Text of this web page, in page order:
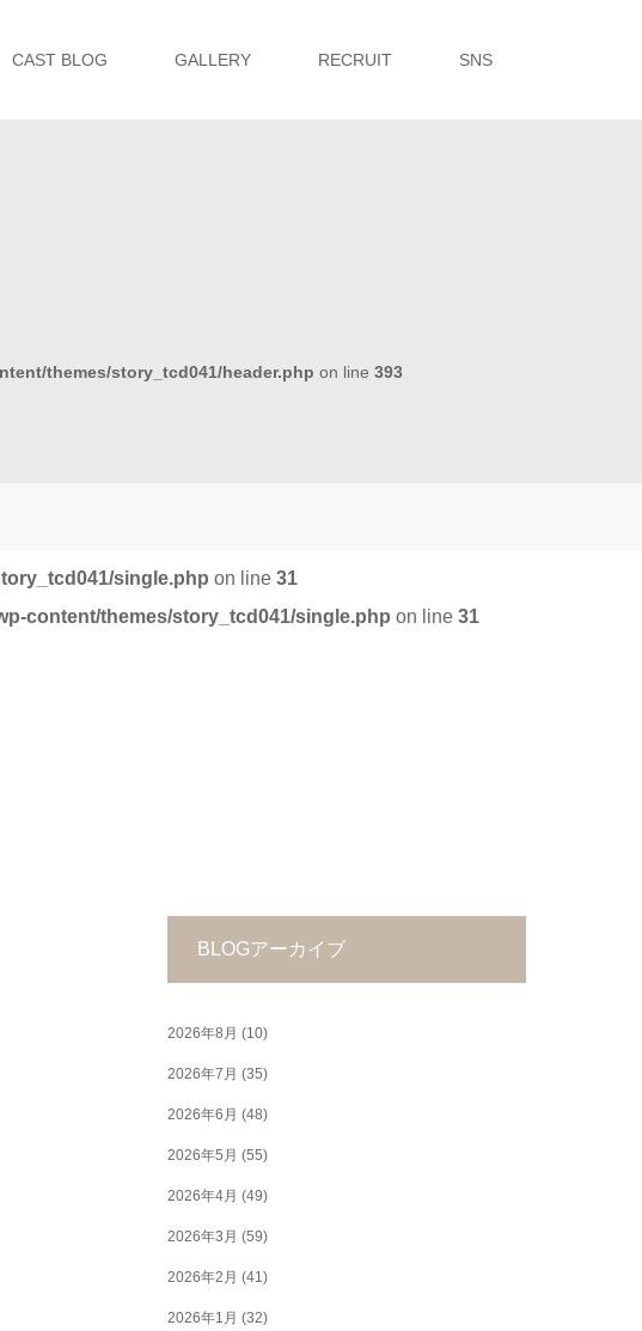
CAST BLOG GALLERY RECRUIT SNS
themes/story_tcd041/header.php on line 393
single.php on line 31
content/themes/story_tcd041/single.php on line 31
BLOGアーカイブ
2026年8月 (10)
2026年7月 (35)
2026年6月 (48)
2026年5月 (55)
2026年4月 (49)
2026年3月 (59)
2026年2月 (41)
2026年1月 (32)